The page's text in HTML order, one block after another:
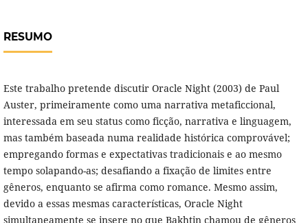
RESUMO
Este trabalho pretende discutir Oracle Night (2003) de Paul
Auster, primeiramente como uma narrativa metaficcional,
interessada em seu status como ficção, narrativa e linguagem,
mas também baseada numa realidade histórica comprovável;
empregando formas e expectativas tradicionais e ao mesmo
tempo solapando-as; desafiando a fixação de limites entre
gêneros, enquanto se afirma como romance. Mesmo assim,
devido a essas mesmas características, Oracle Night
simultaneamente se insere no que Bakhtin chamou de gêneros